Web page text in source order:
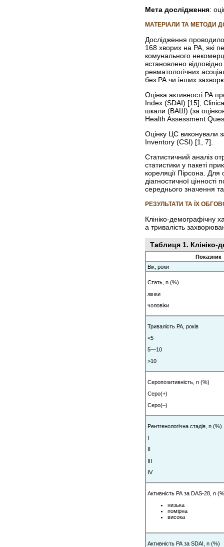
Мета дослідження:
МАТЕРІАЛИ ТА МЕТОДИ
Дослідження
168 хворих на РА, які
комунального
встановлено
ревматологічних
без РА чи інших
Оцінка активності РА
Index (SDAI) [15],
шкали (ВАШ) (за
Health Assessment
Оцінку ЦС виконували
Inventory (CSI) [1, 7].
Статистичний аналіз
статистики у пакеті
кореляції Пірсона.
діагностичної
середнього значення
РЕЗУЛЬТАТИ ТА ЇХ
Клініко-демографічну
а тривалість
Таблиця 1. Клініко-
Показник
Вік, роки
Стать, n (%)
жінки
чоловіки
Тривалість РА, років
<5
5—10
>10
Серопозитивність, n (%)
Серо(+)
Серо(–)
Рентгенологічна стадія, n (%)
І
ІІ
ІІІ
ІV
Активність РА за DAS-28, n
низька
помірна
висока
Активність РА за SDAI, n (%)